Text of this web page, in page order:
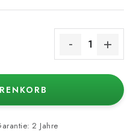
: 2 Jahre